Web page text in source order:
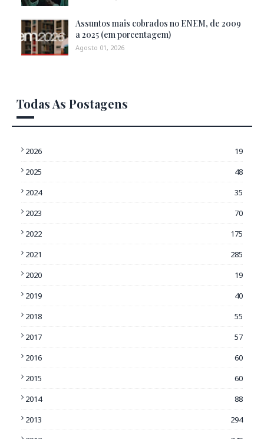
Assuntos mais cobrados no ENEM, de 2009
a 2025 (em porcentagem)
Agosto 01, 2026
Todas As Postagens
2026
19
2025
48
2024
35
2023
70
2022
175
2021
285
2020
19
2019
40
2018
55
2017
57
2016
60
2015
60
2014
88
2013
294